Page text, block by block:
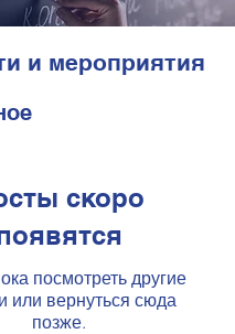
и мероприятия
скоро
посмотреть другие
или вернуться сюда
позже.